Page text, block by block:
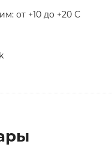
от +10 до +20 С